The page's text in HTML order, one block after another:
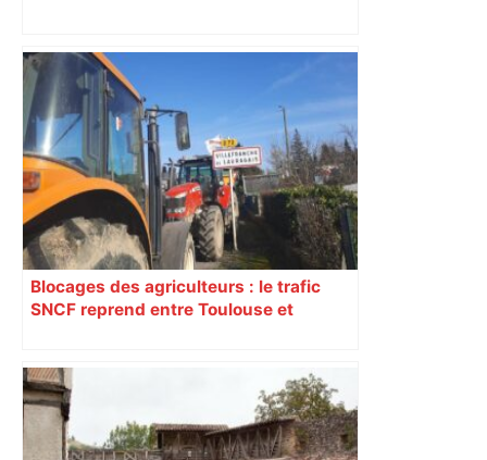
Top 14: comment Perpignan a une
nouvelle fois fait tomber Toulouse? –
RMC Sport
Blocages des agriculteurs : le trafic
SNCF reprend entre Toulouse et